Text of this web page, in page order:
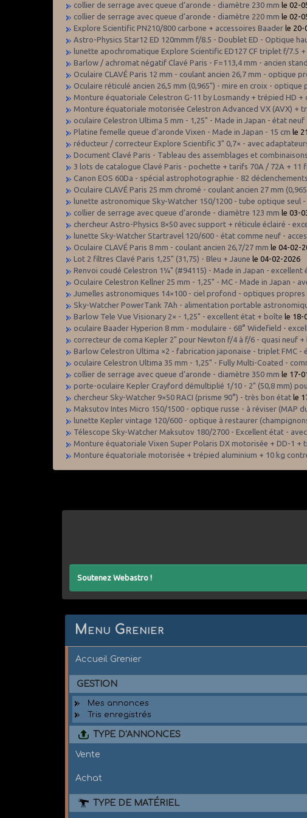
collier de serrage avec queue d’aronde - diamètre 230 mm le 02-
collier de serrage avec queue d’aronde - diamètre 220 mm le 02-
Explore Scientific PN210/800 carbone + accessoires Baader le 20-
Astro-Physics Star12 ED 120mmm f/8.5 - Doublet ED - Optique
lunette apochromatique Explore Scientific ED127 CF triplet f/7.5
Barlow / achromat négatif Clavé Paris - F=113,4 mm - ancien
Oculaire CLAVÉ Paris 12 mm - coulant ancien 26,7 mm - optique
Oculaire réticulé ancien 26,5 mm (0,965") - mire en croix - optique
Monture équatoriale Celestron G-11 by Losmandy + trépied HD +
Monture équatoriale motorisée Celestron Advanced VX (AVX) +
oculaire Celestron Ultima 5 mm - 1,25" - Made in Japan - état
Platine femelle queue d’aronde Vixen - Made in Japan - 15 cm le
réducteur / correcteur Explore Scientific 3" 0,7× - avec
Document Clavé Paris - Tableau des assemblages et combinaisons
3 lots de catalogue Clavé Paris - pochette + tarifs 70A / 72A + 11
Canon EOS 60Da - spécial astrophotographie - 82
Oculaire CLAVÉ Paris 25 mm chromé - coulant ancien 27 mm
lunette astronomique Sky-Watcher 150/1200 - tube optique seul
collier de serrage avec queue d’aronde - diamètre 123 mm le 03-
chercheur Astro-Physics 8×50 avec support + réticule éclairé -
lunette Sky-Watcher Startravel 120/600 - état comme neuf -
Oculaire CLAVÉ Paris 8 mm - coulant ancien 26,7/27 mm le 04-02-
Lot 2 filtres Clavé Paris 1,25" (31,75) - Bleu + Jaune le 04-02-2026
Renvoi coudé Celestron 1¼" (#94115) - Made in Japan - excellent
Oculaire Celestron Kellner 25 mm - 1,25" - MC - Made in Japan -
Jumelles astronomiques 14×100 - ciel profond - optiques propres
Sky-Watcher PowerTank 7Ah - alimentation portable
Barlow Tele Vue Visionary 2× - 1,25" - excellent état + boîte le 18-
oculaire Baader Hyperion 8 mm - modulaire - 68° Widefield -
correcteur de coma Kepler 2" pour Newton f/4 à f/6 - quasi neuf +
Barlow Celestron Ultima ×2 - fabrication japonaise - triplet FMC -
oculaire Celestron Ultima 35 mm - 1,25" - Fully Multi-Coated -
collier de serrage avec queue d’aronde - diamètre 350 mm le 17-
porte-oculaire Kepler Crayford démultiplié 1/10 - 2" (50,8 mm)
chercheur Sky-Watcher 9×50 RACI (prisme 90°) - très bon état le
Maksutov Intes Micro 150/1500 - optique russe - à réviser (MAP
lunette Kepler vintage 120/600 - optique à restaurer
Télescope Sky-Watcher Maksutov 180/2700 - Excellent état -
Monture équatoriale Vixen Super Polaris DX motorisée + DD-1 +
Monture équatoriale motorisée + trépied aluminium + 10 kg
Soutenez Webastro !
Menu Grenier
Accueil Grenier
GESTION
Mes annonces
Tris enregistrés
TYPE D'ANNONCES
Vente
Achat
TYPE DE MATÉRIEL